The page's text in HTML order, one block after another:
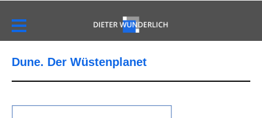
Dune. Der Wüstenplanet